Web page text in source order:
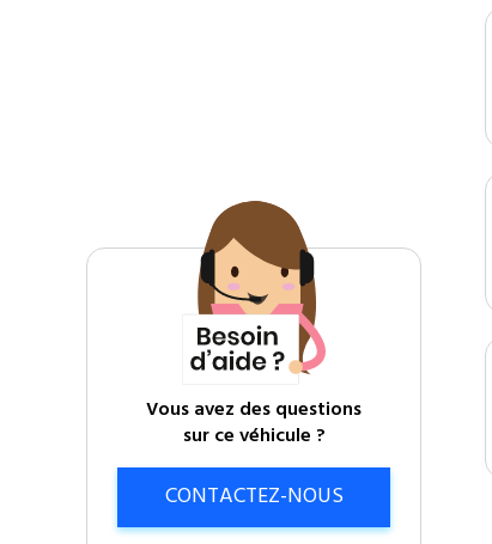
Vous avez des questions
sur ce véhicule ?
CONTACTEZ-NOUS